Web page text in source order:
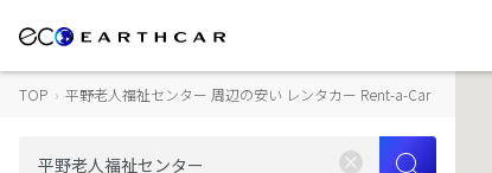
TOP › 平野老人福祉センター 周辺の安い レンタカー Rent-a-Car